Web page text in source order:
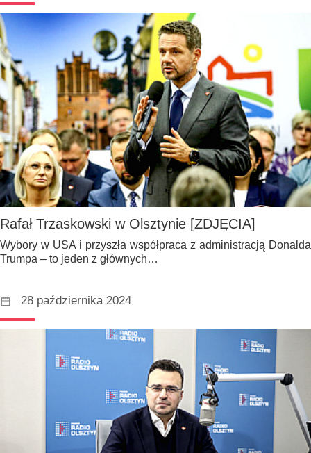
Rafał Trzaskowski w Olsztynie [ZDJĘCIA]
Wybory w USA i przyszła współpraca z administracją Donalda
Trumpa – to jeden z głównych…
28 października 2024